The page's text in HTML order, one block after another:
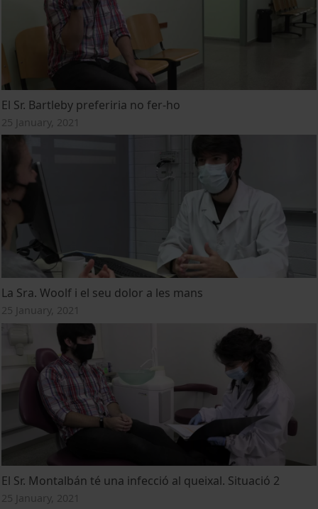
El Sr. Bartleby preferiria no fer-ho
25 January, 2021
La Sra. Woolf i el seu dolor a les mans
25 January, 2021
El Sr. Montalbán té una infecció al queixal. Situació 2
25 January, 2021